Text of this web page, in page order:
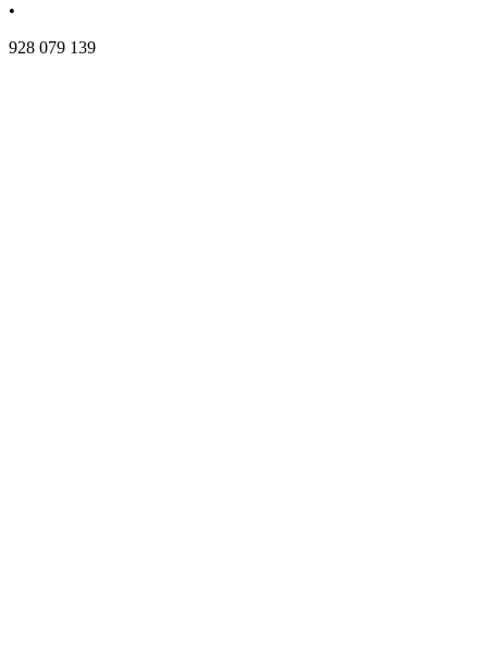
•
928 079 139